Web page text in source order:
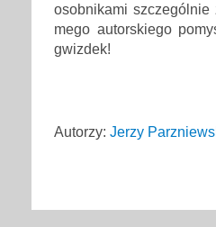
osobnikami szczególnie
mego autorskiego
gwizdek!
Autorzy: Jerzy